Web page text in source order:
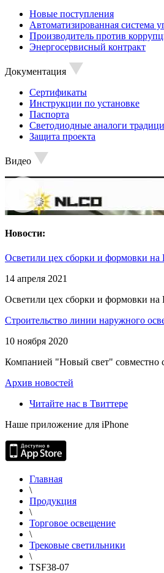
Новые поступления
Автоматизированная система
Производитель против
Энергосервисный контракт
Документация
Сертификаты
Инструкции по установке
Паспорта
Светодиодные аналоги
Защита проекта
Видео
Новости:
Осветили цех сборки и формовки на
14 апреля 2021
Осветили цех сборки и формовки на
Строительство линии наружного
10 ноября 2020
Компанией "Новый свет" совместно
Архив новостей
Читайте нас в Твиттере
Наше приложение для iPhone
Главная
\
Продукция
\
Торговое освещение
\
Трековые светильники
\
TSF38-07